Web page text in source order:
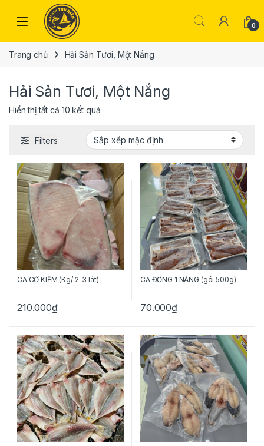
Skip to navigation
Skip to content
Open 0
Trang chủ Hải Sản Tươi, Một Nắng
Hải Sản Tươi, Một Nắng
Hiển thị tất cả 10 kết quả
Filters
CÁ CỜ KIẾM (Kg/ 2-3 lát)
210.000₫
CÁ ĐỔNG 1 NẮNG (gói 500g)
70.000₫